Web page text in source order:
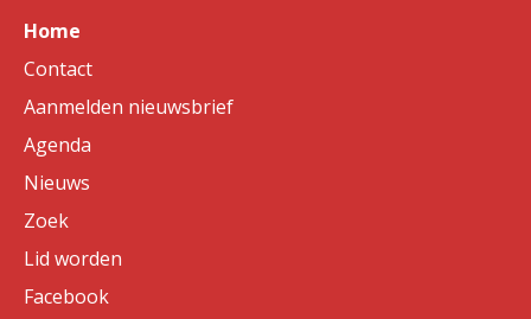
Home
Contact
Aanmelden nieuwsbrief
Agenda
Nieuws
Zoek
Lid worden
Facebook